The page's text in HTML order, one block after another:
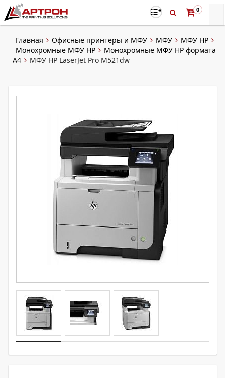
0
Главная Офисные принтеры и МФУ МФУ
МФУ HP
Монохромные МФУ HP
Монохромные МФУ HP формата
А4
МФУ HP LaserJet Pro M521dw